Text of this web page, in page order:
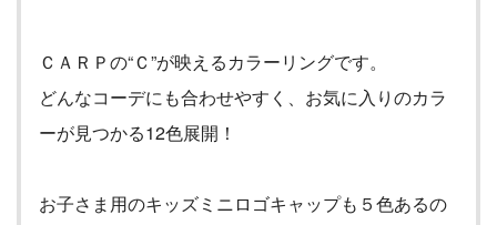
ＣＡＲＰの“Ｃ”が映えるカラーリングです。
どんなコーデにも合わせやすく、お気に入りのカラ
ーが見つかる12色展開！
お子さま用のキッズミニロゴキャップも５色あるの